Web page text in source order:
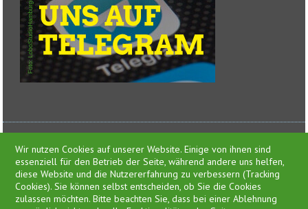
Presse
Wir nutzen Cookies auf unserer Website. Einige von ihnen sind
essenziell für den Betrieb der Seite, während andere uns helfen,
diese Website und die Nutzererfahrung zu verbessern (Tracking
Cookies). Sie können selbst entscheiden, ob Sie die Cookies
zulassen möchten. Bitte beachten Sie, dass bei einer Ablehnung